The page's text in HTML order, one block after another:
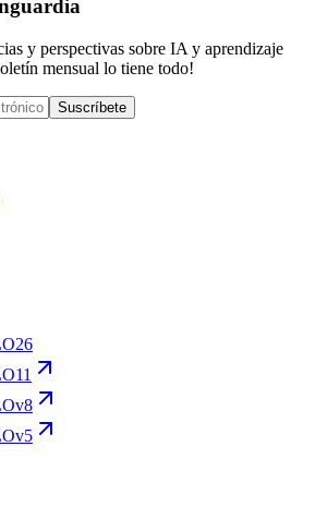
y perspectivas sobre IA y aprendizaje
mensual lo tiene todo!
Suscríbete